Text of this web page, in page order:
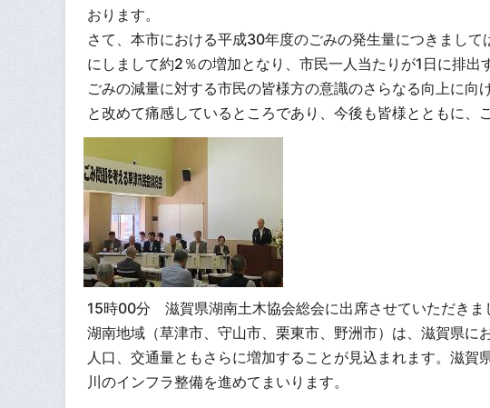
おります。
さて、本市における平成30年度のごみの発生量につきまし
にしまして約2％の増加となり、市民一人当たりが1日に排出
ごみの減量に対する市民の皆様方の意識のさらなる向上に
と改めて痛感しているところであり、今後も皆様とともに、
15時00分 滋賀県湖南土木協会総会に出席させていただきま
湖南地域（草津市、守山市、栗東市、野洲市）は、滋賀県に
人口、交通量ともさらに増加することが見込まれます。滋
川のインフラ整備を進めてまいります。